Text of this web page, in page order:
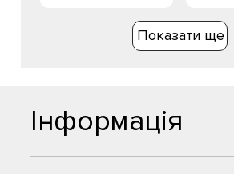
Показати ще
Інформація